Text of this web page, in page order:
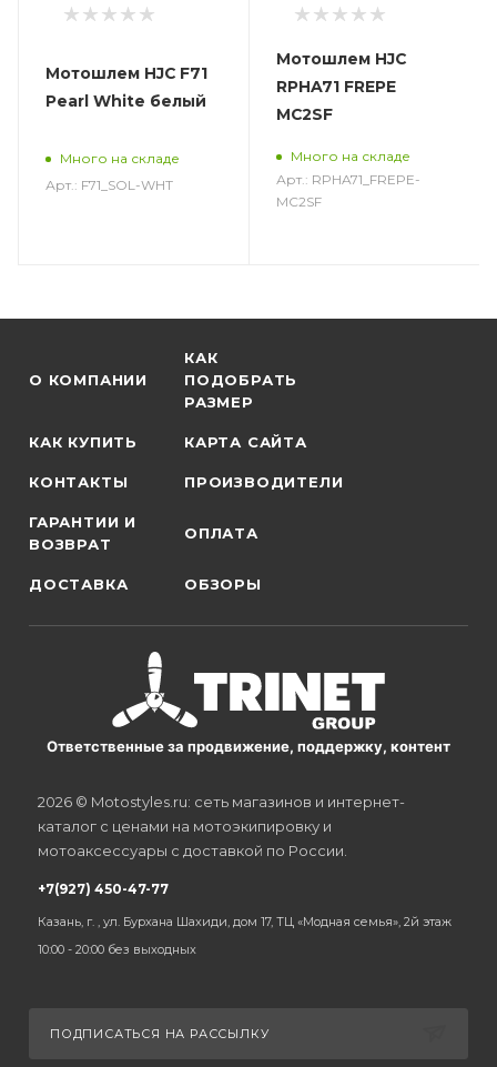
Мотошлем HJC F71
Pearl White белый
Много на складе
Арт.: F71_SOL-WHT
Мотошлем HJC
RPHA71 FREPE
MC2SF
Много на складе
Арт.: RPHA71_FREPE-
MC2SF
О КОМПАНИИ
КАК
ПОДОБРАТЬ
РАЗМЕР
КАК КУПИТЬ КАРТА САЙТА
КОНТАКТЫ ПРОИЗВОДИТЕЛИ
ГАРАНТИИ И
ВОЗВРАТ
ОПЛАТА
ДОСТАВКА ОБЗОРЫ
Ответственные за продвижение, поддержку, контент
2026 © Motostyles.ru: сеть магазинов и интернет-
каталог с ценами на мотоэкипировку и
мотоаксессуары с доставкой по России.
+7(927) 450-47-77
Казань, г. , ул. Бурхана Шахиди, дом 17, ТЦ «Модная семья», 2й этаж
10:00 - 20:00 без выходных
ПОДПИСАТЬСЯ НА РАССЫЛКУ